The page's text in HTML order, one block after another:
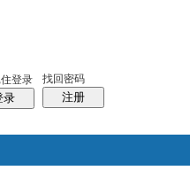
登录
录
找回密码
注册